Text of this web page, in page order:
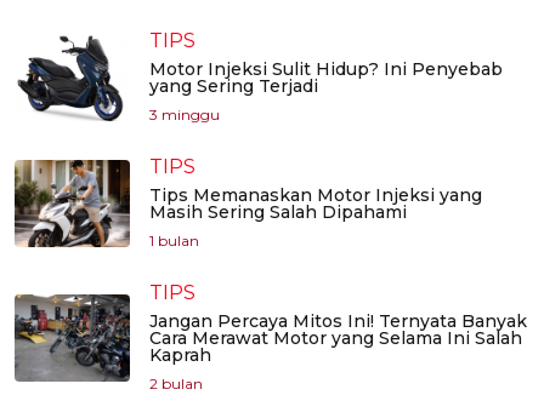
TIPS
Motor Injeksi Sulit Hidup? Ini Penyebab
yang Sering Terjadi
3 minggu
TIPS
Tips Memanaskan Motor Injeksi yang
Masih Sering Salah Dipahami
1 bulan
TIPS
Jangan Percaya Mitos Ini! Ternyata Banyak
Cara Merawat Motor yang Selama Ini Salah
Kaprah
2 bulan